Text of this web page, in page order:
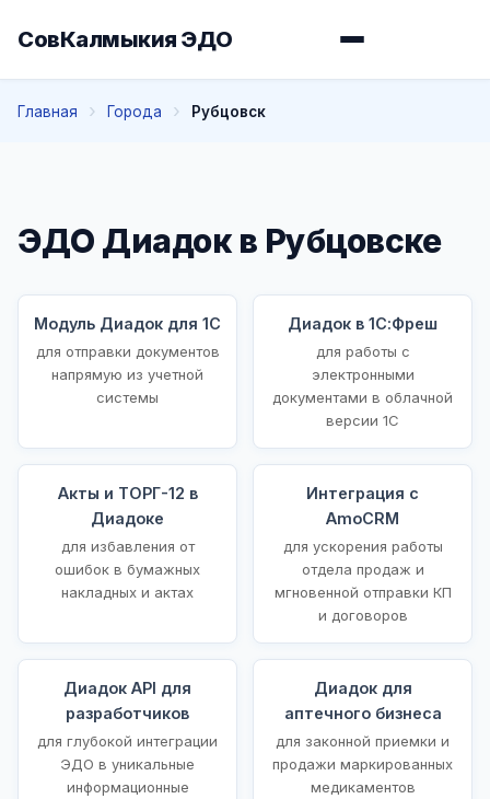
СовКалмыкия ЭДО
Главная Города Рубцовск
ЭДО Диадок в Рубцовске
Модуль Диадок для 1С
для отправки документов
напрямую из учетной
системы
Диадок в 1С:Фреш
для работы с
электронными
документами в облачной
версии 1С
Акты и ТОРГ-12 в
Диадоке
для избавления от
ошибок в бумажных
накладных и актах
Интеграция с
AmoCRM
для ускорения работы
отдела продаж и
мгновенной отправки КП
и договоров
Диадок API для
разработчиков
для глубокой интеграции
ЭДО в уникальные
информационные
Диадок для
аптечного бизнеса
для законной приемки и
продажи маркированных
медикаментов